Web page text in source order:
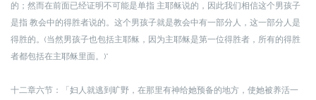
的；然而在前面已经证明不可能是单指 主耶稣说的，因此我们相信这个男孩子
是指 教会中的得胜者说的。这个男孩子就是教会中有一部分人，这一部分人是
得胜的。(当然男孩子也包括主耶稣，因为主耶稣是第一位得胜者，所有的得胜
者都包括在主耶稣里面。)*
十二章六节：「妇人就逃到旷野，在那里有神给她预备的地方，使她被养活一